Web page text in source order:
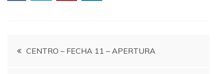
Navegación
CENTRO – FECHA 11 – APERTURA